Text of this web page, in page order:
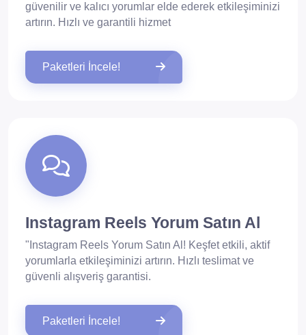
güvenilir ve kalıcı yorumlar elde ederek etkileşiminizi
artırın. Hızlı ve garantili hizmet
Paketleri İncele!
Instagram Reels Yorum Satın Al
"Instagram Reels Yorum Satın Al! Keşfet etkili, aktif
yorumlarla etkileşiminizi artırın. Hızlı teslimat ve
güvenli alışveriş garantisi.
Paketleri İncele!